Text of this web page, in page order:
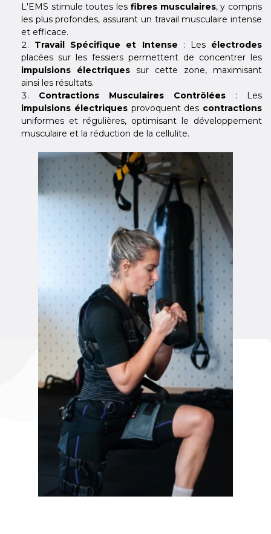
L'EMS stimule toutes les fibres musculaires, y compris
les plus profondes, assurant un travail musculaire intense
et efficace.
Travail Spécifique et Intense : Les électrodes
placées sur les fessiers permettent de concentrer les
impulsions électriques sur cette zone, maximisant
ainsi les résultats.
Contractions Musculaires Contrôlées : Les
impulsions électriquesprovoquent des contractions
uniformes et régulières, optimisant le développement
musculaire et la réduction de la cellulite.